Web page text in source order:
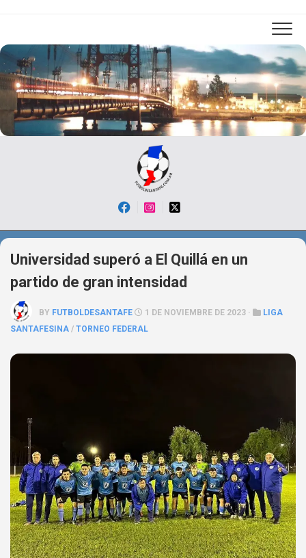
Universidad superó a El Quillá en un
partido de gran intensidad
BY FUTBOLDESANTAFE 1 DE NOVIEMBRE DE 2023 ·
LIGA
SANTAFESINA / TORNEO FEDERAL